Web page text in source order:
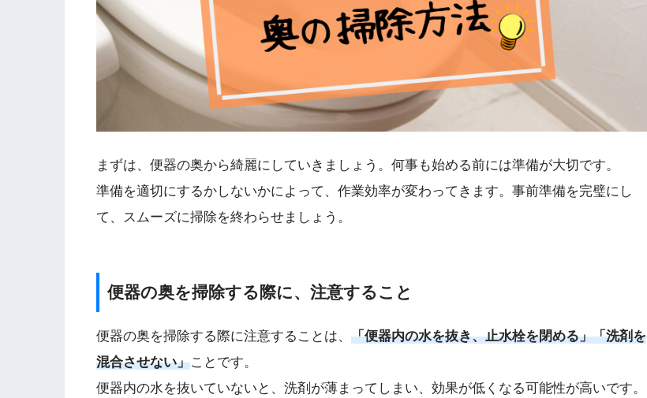
まずは、便器の奥から綺麗にしていきましょう。何事も始める前には準備が大切です。
準備を適切にするかしないかによって、作業効率が変わってきます。事前準備を完璧にし
て、スムーズに掃除を終わらせましょう。
便器の奥を掃除する際に、注意すること
便器の奥を掃除する際に注意することは、 「便器内の水を抜き、止水栓を閉める」「洗剤を
混合させない」ことです。
便器内の水を抜いていないと、洗剤が薄まってしまい、効果が低くなる可能性が高いです。